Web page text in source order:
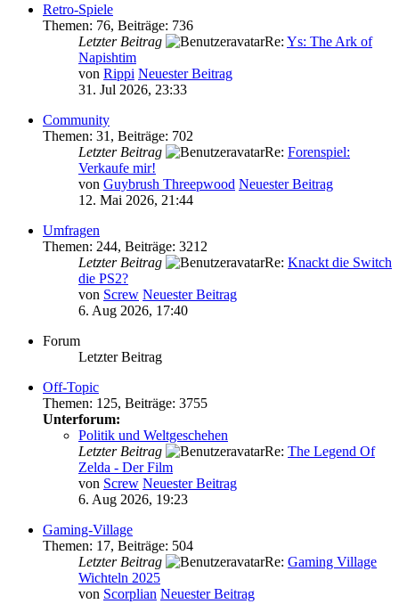
Retro-Spiele
Themen: 76, Beiträge: 736
Letzter Beitrag
Re: Ys: The Ark of
Napishtim
von Rippi Neuester Beitrag
31. Jul 2026, 23:33
Community
Themen: 31 , Beiträge: 702
Letzter Beitrag
Re: Forenspiel:
Verkaufe mir!
von Guybrush Threepwood Neuester Beitrag
12. Mai 2026, 21:44
Umfragen
Themen: 244, Beiträge: 3212
Letzter Beitrag
Re: Knackt die Switch
die PS2?
von Screw Neuester Beitrag
6. Aug 2026, 17:40
Forum
Letzter Beitrag
Off-Topic
Themen: 125, Beiträge: 3755
Unterforum:
Politik und Weltgeschehen
Letzter Beitrag
Re: The Legend Of
Zelda - Der Film
von Screw Neuester Beitrag
6. Aug 2026, 19:23
Gaming-Village
Themen: 17, Beiträge: 504
Letzter Beitrag
Re: Gaming Village
Wichteln 2025
von Scorplian Neuester Beitrag